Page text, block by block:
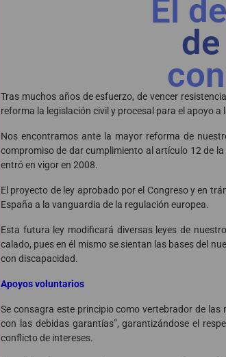
El
Tras muchos años de esfuerzo, de vencer
reforma la legislación civil y procesal para el apoyo
Nos encontramos ante la mayor reforma de
compromiso de dar cumplimiento al artículo 12 de
entró en vigor en 2008.
El proyecto de ley aprobado por el Congreso y en
España a la vanguardia de la regulación europea.
Esta futura ley modificará diversas leyes de
calado, pues en él mismo se sientan las bases del
con discapacidad.
Apoyos voluntarios
Se consagra este principio como vertebrador de
con las debidas garantías”, garantizándose el
conflicto de intereses.